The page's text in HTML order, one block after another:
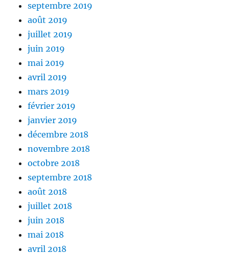
septembre 2019
août 2019
juillet 2019
juin 2019
mai 2019
avril 2019
mars 2019
février 2019
janvier 2019
décembre 2018
novembre 2018
octobre 2018
septembre 2018
août 2018
juillet 2018
juin 2018
mai 2018
avril 2018